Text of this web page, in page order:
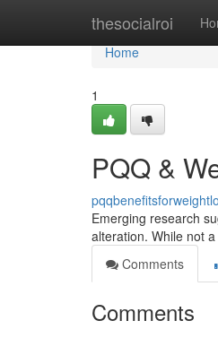
thesocialroi
Home
Home
1
PQQ &
Emerging research
alteration. While not
Comments
Comments